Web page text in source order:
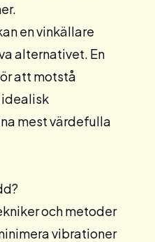
en vinkällare
alternativet. En
att motstå
idealisk
mest värdefulla
och metoder
vibrationer